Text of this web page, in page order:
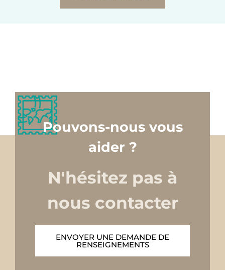
Pouvons-nous vous
aider ?
N'hésitez pas à
nous contacter
ENVOYER UNE DEMANDE DE
RENSEIGNEMENTS